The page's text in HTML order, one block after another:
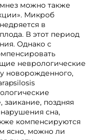
можно также
Микроб
в
В этот период
Однако с
неврологические
новорожденного,
заикание, поздняя
сна,
компенсируются
ясно, можно ли